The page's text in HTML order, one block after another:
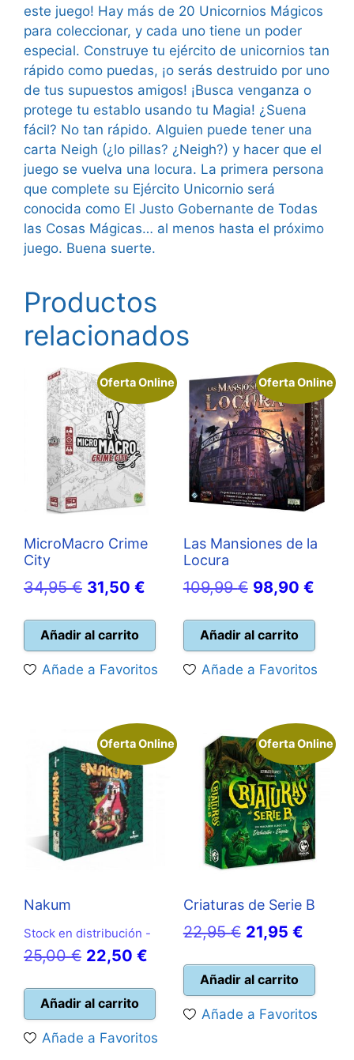
este juego! Hay más de 20 Unicornios Mágicos
para coleccionar, y cada uno tiene un poder
especial. Construye tu ejército de unicornios tan
rápido como puedas, ¡o serás destruido por uno
de tus supuestos amigos! ¡Busca venganza o
protege tu establo usando tu Magia! ¿Suena
fácil? No tan rápido. Alguien puede tener una
carta Neigh (¿lo pillas? ¿Neigh?) y hacer que el
juego se vuelva una locura. La primera persona
que complete su Ejército Unicornio será
conocida como El Justo Gobernante de Todas
las Cosas Mágicas… al menos hasta el próximo
juego. Buena suerte.
Productos
relacionados
Oferta Online
MicroMacro Crime
City
34,95€ El
original
era:
34,95 €.
31,50 €
es:
31,50 €.
Añadir al carrito
Añade a Favoritos
Oferta Online
Las Mansiones de la
Locura
109,99€ El
original
era:
109,99 €.
98,90 €El
es:
Añadir al carrito
Añade a Favoritos
Oferta Online
Nakum
Stock en distribución -
25,00€ El
original
era:
25,00 €.
22,50 €
actual
es:
22,50 €.
Añadir al carrito
Añade a Favoritos
Oferta Online
Criaturas de Serie B
22,95€ El
original
era:
22,95 €.
21,95 €El
es:
21,95
Añadir al carrito
Añade a Favoritos